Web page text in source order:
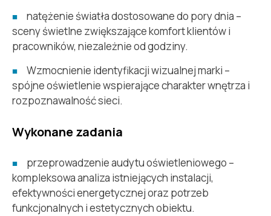
natężenie światła dostosowane do pory dnia –
sceny świetlne zwiększające komfort klientów i
pracowników, niezależnie od godziny.
Wzmocnienie identyfikacji wizualnej marki –
spójne oświetlenie wspierające charakter wnętrza i
rozpoznawalność sieci.
Wykonane zadania
przeprowadzenie audytu oświetleniowego –
kompleksowa analiza istniejących instalacji,
efektywności energetycznej oraz potrzeb
funkcjonalnych i estetycznych obiektu.